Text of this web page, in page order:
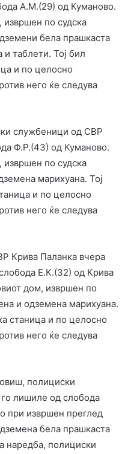
А.М.(29) од Куманово.
по судска
бела прашкаста
и таблети. Тој бил
и по целосно
него ќе следува
службеници од СВР
Ф.Р.(43) од Куманово.
по судска
марихуана. Тој
и по целосно
него ќе следува
Крива Паланка вчера
Е.К.(32) од Крива
дом, извршен по
и одземена марихуана.
станица и по целосно
него ќе следува
полициски
лишиле од слобода
при извршен преглед
бела прашкаста
наредба, полициски